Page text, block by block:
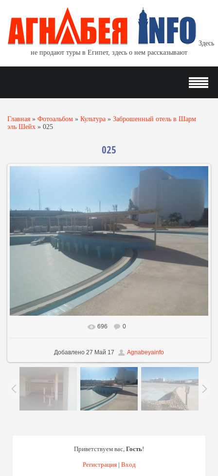
Здесь
не продают туры в Египет, здесь о нем рассказывают
Главная » Фотоальбом » Культура » Заброшенный отель в Шарм
эль Шейх » 025
025
В реальном размере 800x600
696 0
Добавлено 27 Май 17 Agnabeyainfo
Приветствуем вас, Гость!
Регистрация| Вход